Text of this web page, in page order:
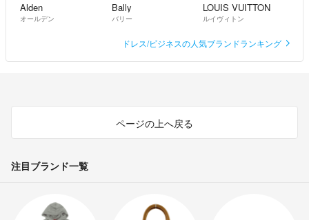
Alden
オールデン
Bally
バリー
LOUIS VUITTON
ルイヴィトン
ドレス/ビジネスの人気ブランドランキング
ページの上へ戻る
注目ブランド一覧